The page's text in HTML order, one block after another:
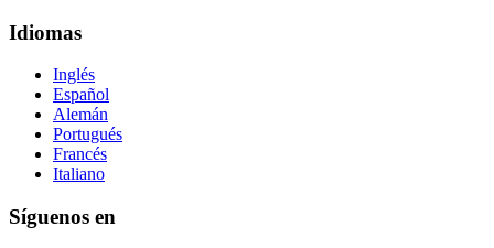
Idiomas
Inglés
Español
Alemán
Portugués
Francés
Italiano
Síguenos en